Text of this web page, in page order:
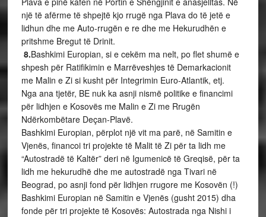
një të afërme të shpejtë kjo rrugë nga Plava do të jetë e
lidhun dhe me Auto-rrugën e re dhe me Hekurudhën e
pritshme Bregut të Drinit.
8.Bashkimi Europian, si e cekëm ma nelt, po flet shumë e
shpesh për Ratifikimin e Marrëveshjes të Demarkacionit
me Malin e Zi si kusht për Integrimin Euro-Atlantik, etj.
Nga ana tjetër, BE nuk ka asnji nismë politike e financimi
për lidhjen e Kosovës me Malin e Zi me Rrugën
Ndërkombëtare Deçan-Plavë.
Bashkimi Europian, përplot një vit ma parë, në Samitin e
Vjenës, financoi tri projekte të Malit të Zi për ta lidh me
“Autostradë të Kaltër” deri në Igumenicë të Greqisë, për ta
lidh me hekurudhë dhe me autostradë nga Tivari në
Beograd, po asnji fond për lidhjen rrugore me Kosovën (!)
Bashkimi Europian në Samitin e Vjenës (gusht 2015) dha
fonde për tri projekte të Kosovës: Autostrada nga Nishi i